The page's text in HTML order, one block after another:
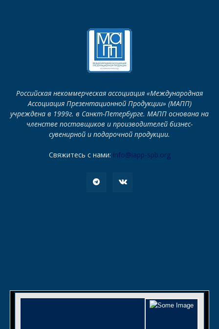
Российская некоммерческая ассоциация «Международная
Ассоциация Презентационной Продукции» (МАПП)
учреждена в 1999г. в Санкт-Петербурге. МАПП основана на
членстве поставщиков и производителей бизнес-
сувенирной и подарочной продукции.
Свяжитесь с нами: info@iapp-spb.org